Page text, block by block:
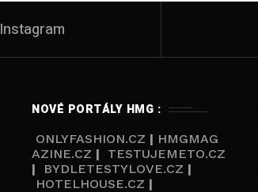
Instagram
NOVÉ PORTÁLY HMG :
ONLYFASHION.CZ | HMGMAG
AZINE.CZ | TESTUJEMETO.CZ
|
BYDLETESTYLOVE.CZ |
HOTELHOUSE.CZ |